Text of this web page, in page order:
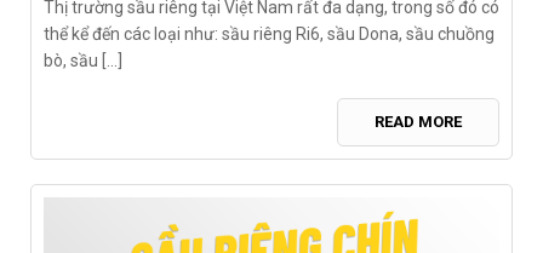
Thị trường sầu riêng tại Việt Nam rất đa dạng, trong số đó có
thể kể đến các loại như: sầu riêng Ri6, sầu Dona, sầu chuồng
bò, sầu [...]
READ MORE